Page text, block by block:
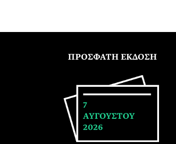
ΠΡΟΣΦΑΤΗ ΕΚΔΟΣΗ
7
ΑΥΓΟΥΣΤΟΥ
2026